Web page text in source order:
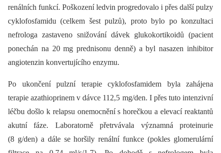
renálních funkcí. Poškození ledvin progredovalo i přes další pulzy
cyklofosfamidu (celkem šest pulzů), proto bylo po konzultaci
nefrologa zastaveno snižování dávek glukokortikoidů (pacient
ponechán na 20 mg prednisonu denně) a byl nasazen inhibitor
angiotenzin konvertujícího enzymu.
Po ukončení pulzní terapie cyklofosfamidem byla zahájena
terapie azathioprinem v dávce 112,5 mg/den. I přes tuto intenzivní
léčbu došlo k relapsu onemocnění s horečkou a elevací reaktantů
akutní fáze. Laboratorně přetrvávala významná proteinurie
(8 g/den) a dále se horšily renální funkce (pokles glomerulární